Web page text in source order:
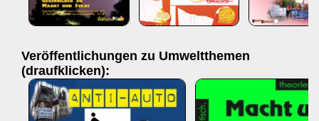
Veröffentlichungen zu Umweltthemen
(draufklicken):